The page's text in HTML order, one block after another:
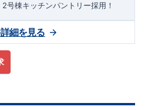
棟キッチンパントリー採用！
細を見る